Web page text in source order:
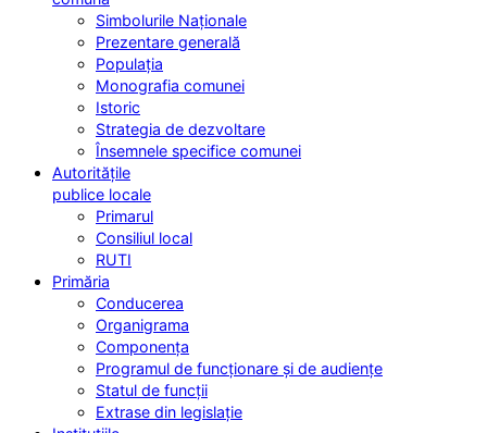
Simbolurile Naționale
Prezentare generală
Populația
Monografia comunei
Istoric
Strategia de dezvoltare
Însemnele specifice comunei
Autoritățile
publice locale
Primarul
Consiliul local
RUTI
Primăria
Conducerea
Organigrama
Componența
Programul de funcționare și de audiențe
Statul de funcții
Extrase din legislație